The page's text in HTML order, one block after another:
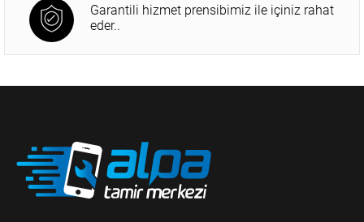
Garantili hizmet prensibimiz ile içiniz rahat
eder..